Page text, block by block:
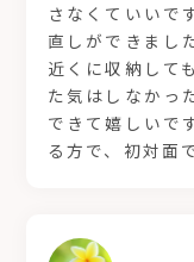
さなくていいで
直しができまし
近くに収納して
た気はしなかっ
できて嬉しいで
る方で、初対面